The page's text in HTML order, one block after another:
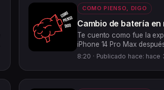
COMO PIENSO, DIGO
Cambio de batería en
Te cuento como fue la
iPhone 14 Pro Max
8:20 · Publicado hace: hace